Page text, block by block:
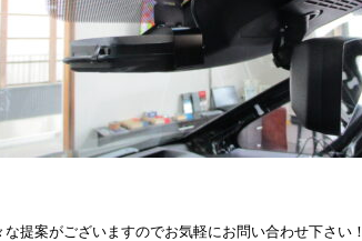
な提案がございますのでお気軽にお問い合わせ下さい！